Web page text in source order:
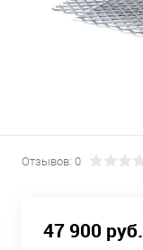
Отзывов: 0
47 900 руб.